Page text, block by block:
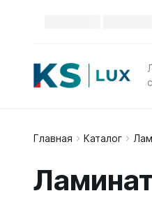
Главная Каталог